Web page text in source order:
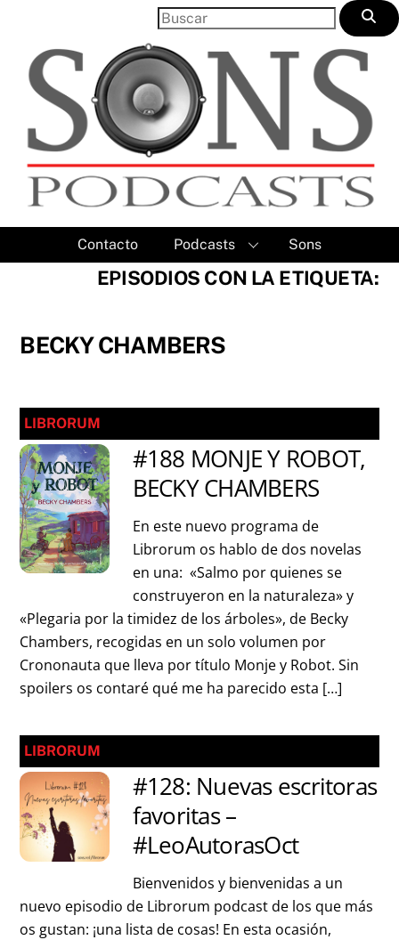
content
Contacto Podcasts Sons
EPISODIOS CON LA ETIQUETA:
BECKY CHAMBERS
LIBRORUM
#188 MONJE Y ROBOT,
BECKY CHAMBERS
En este nuevo programa de
Librorum os hablo de dos novelas
en una: «Salmo por quienes se
construyeron en la naturaleza» y
«Plegaria por la timidez de los árboles», de Becky
Chambers, recogidas en un solo volumen por
Crononauta que lleva por título Monje y Robot. Sin
spoilers os contaré qué me ha parecido esta […]
LIBRORUM
#128: Nuevas escritoras
favoritas –
#LeoAutorasOct
Bienvenidos y bienvenidas a un
nuevo episodio de Librorum podcast de los que más
os gustan: ¡una lista de cosas! En esta ocasión,